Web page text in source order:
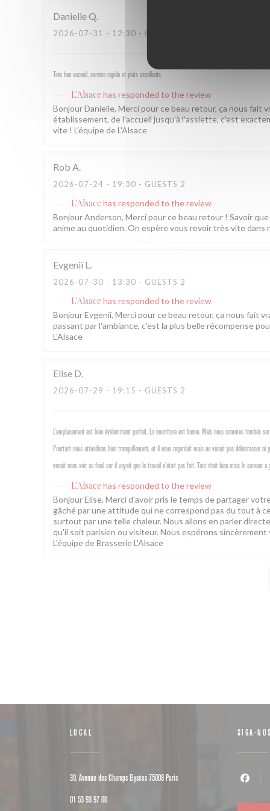
DanielleQ
2026-07-31 - 12:30 - GUESTS 3
Très bon accueil, service rapide et plats excellents
L'Alsace has responded to the review
Bonjour Danielle, Merci pour ce beau retour, ça nous fait
établissement, de l'accueil jusqu'à l'assiette, c'est
vite ! L'équipe de L'Alsace
Rob A
2026-07-24 - 19:30 - GUESTS 2
L'Alsace has responded to the review
Bonjour Anderson, Merci pour ce beau retour ! Savoir
anime au quotidien. On espère vous revoir très vite dans
Evgenii L
2026-07-30 - 13:30 - GUESTS 2
L'Alsace has responded to the review
Bonjour Evgenii, Merci pour ce beau retour, ça nous fait
passant par l'ambiance, c'est la plus belle récompense
L'Alsace
Elise D
2026-07-29 - 19:15 - GUESTS 2
L’emplacement est bien évidemment parfait. La nourriture est bonne. Mais nous sommes tombés
Pourtant nous attendions bien tranquillement, et il nous regardait mais ne venait pas débarrasser
venait nous voir au final car il voyait que le travail n’était pas fait. Tout était bien mais le serveur a
L'Alsace has responded to the review
Bonjour Elise, Merci d'avoir pris le temps de partager
gâché par une attitude qui ne correspond pas du tout à
surtout par une telle chaleur. Nous allons en parler
qu'il soit parisien ou visiteur. Nous espérons
L'équipe de Brasserie L'Alsace
LOCAL
39, Avenue des Champs Elysées 75008 Paris((abre numa nova janela))
01 53 93 97 00
SIGA-NOS